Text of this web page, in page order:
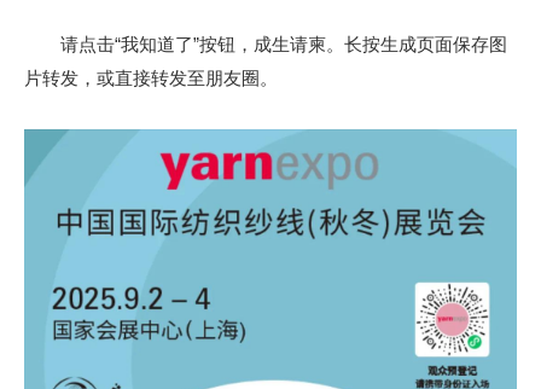
请点击“我知道了”按钮，成生请柬。长按生成页面保存图
片转发，或直接转发至朋友圈。